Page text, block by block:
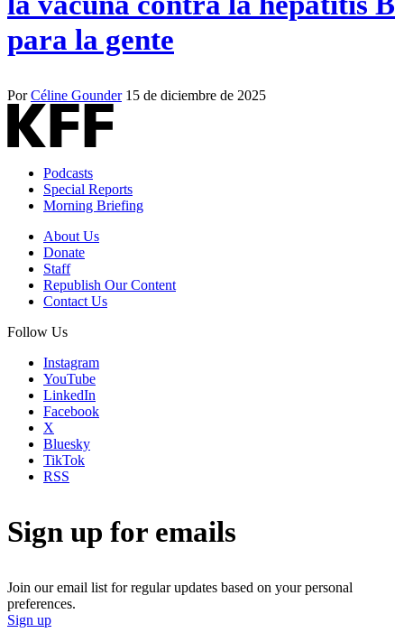
para la gente
PorCéline Gounder 15 de diciembre de 2025
Podcasts
Special Reports
Morning Briefing
About Us
Donate
Staff
Republish Our Content
Contact Us
Follow Us
Instagram
YouTube
LinkedIn
Facebook
X
Bluesky
TikTok
RSS
Sign up for emails
Join our email list for regular updates based on your personal
preferences.
Sign up